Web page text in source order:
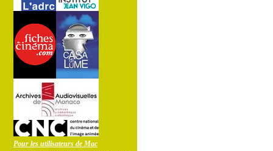
Pour les utilisateurs de Mac